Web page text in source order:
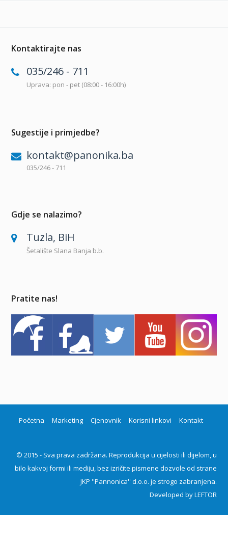
Kontaktirajte nas
035/246 - 711
Uprava: pon - pet (08:00 - 16:00h)
Sugestije i primjedbe?
kontakt@panonika.ba
035/246 - 711
Gdje se nalazimo?
Tuzla, BiH
Šetalište Slana Banja b.b.
Pratite nas!
Početna Marketing Cjenovnik Korisni linkovi Kontakt
© 2015 - Sva prava zadržana. Reprodukcija u cijelosti ili dijelom, u
bilo kakvoj formi ili mediju, bez izričite pismene dozvole od strane
JKP ''Pannonica'' d.o.o. je strogo zabranjena.
Developed byLEFTOR